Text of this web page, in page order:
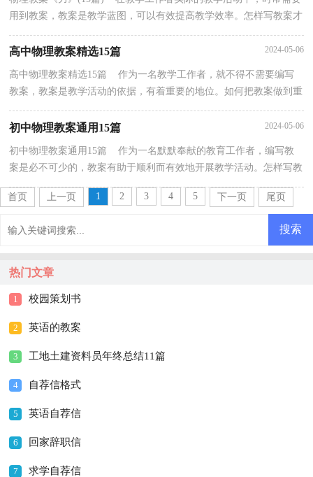
用到教案，教案是教学蓝图，可以有效提高教学效率。怎样写教案才
高中物理教案精选15篇 2024-05-06
高中物理教案精选15篇 作为一名教学工作者，就不得不需要编写
教案，教案是教学活动的依据，有着重要的地位。如何把教案做到重
点突出呢？下面是小编帮大家整理的高中物理教案，欢迎...
初中物理教案通用15篇 2024-05-06
初中物理教案通用15篇 作为一名默默奉献的教育工作者，编写教
案是必不可少的，教案有助于顺利而有效地开展教学活动。怎样写教
首页
上一页 1 2 3 4 5 下一页 尾页
热门文章
1 校园策划书
2 英语的教案
3 工地土建资料员年终总结11篇
4 自荐信格式
5 英语自荐信
6 回家辞职信
7 求学自荐信